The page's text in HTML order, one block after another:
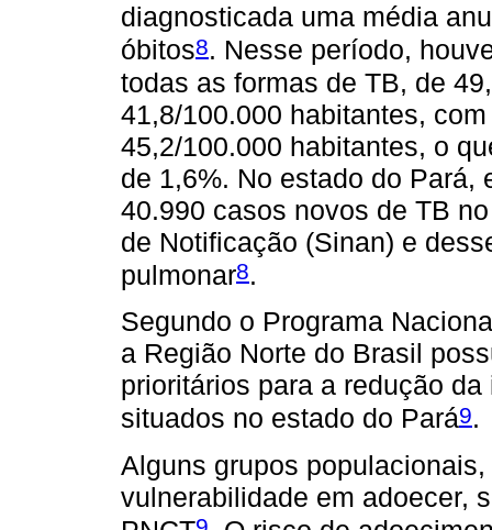
diagnosticada uma média
óbitos8. Nesse período,
todas as formas de TB, de
41,8/100.000 habitantes,
45,2/100.000 habitantes, o
de 1,6%. No estado do Pará,
40.990 casos novos de TB
de Notificação (Sinan) e
pulmonar8.
Segundo o Programa
a Região Norte do Brasil
prioritários para a redução
situados no estado do Pará9.
Alguns grupos
vulnerabilidade em adoecer,